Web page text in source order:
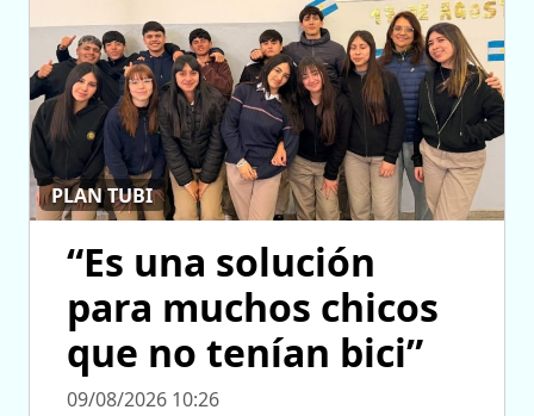
PLAN TUBI
“Es una solución
para muchos chicos
que no tenían bici”
09/08/2026 10:26